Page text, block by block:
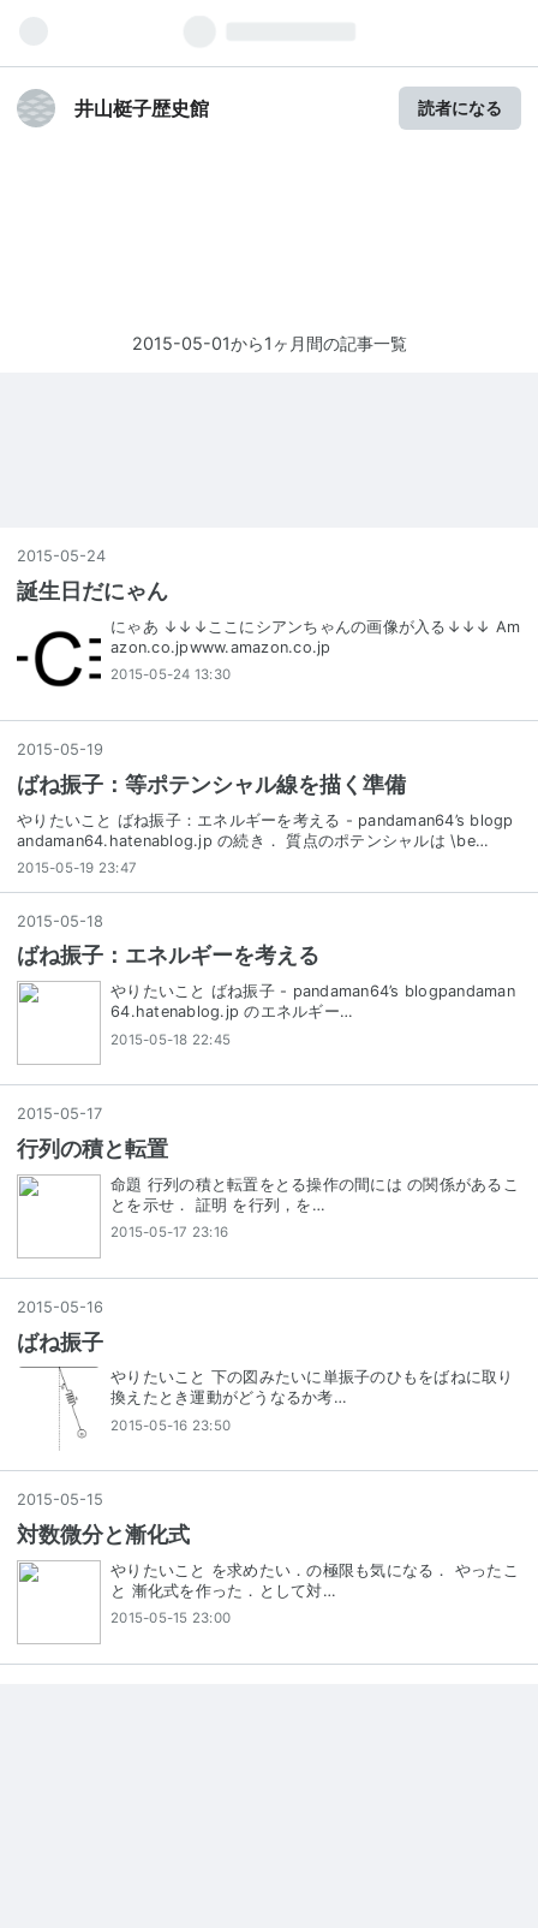
井山梃子歴史館 読者になる
2015-05-01から1ヶ月間の記事一覧
2015-05-24
誕生日だにゃん
にゃあ ↓↓↓ここにシアンちゃんの画像が入る↓↓↓ Am
azon.co.jpwww.amazon.co.jp
2015-05-24 13:30
2015-05-19
ばね振子：等ポテンシャル線を描く準備
やりたいこと ばね振子：エネルギーを考える - pandaman64’s blogp
andaman64.hatenablog.jp の続き． 質点のポテンシャルは \be…
2015-05-19 23:47
2015-05-18
ばね振子：エネルギーを考える
やりたいこと ばね振子 - pandaman64’s blogpandaman
64.hatenablog.jp のエネルギー…
2015-05-18 22:45
2015-05-17
行列の積と転置
命題 行列の積と転置をとる操作の間には の関係があるこ
とを示せ． 証明 を行列，を…
2015-05-17 23:16
2015-05-16
ばね振子
やりたいこと 下の図みたいに単振子のひもをばねに取り
換えたとき運動がどうなるか考…
2015-05-16 23:50
2015-05-15
対数微分と漸化式
やりたいこと を求めたい．の極限も気になる． やったこ
と 漸化式を作った．として対…
2015-05-15 23:00